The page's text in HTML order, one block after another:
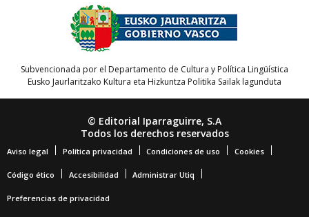
Subvencionada por el Departamento de Cultura y Política Lingüística
Eusko Jaurlaritzako Kultura eta Hizkuntza Politika Sailak lagunduta
© Editorial Iparraguirre, S.A
Todos los derechos reservados
Aviso legal Política privacidad Condiciones de uso Cookies
Código ético Accesibilidad Administrar Utiq
Preferencias de privacidad